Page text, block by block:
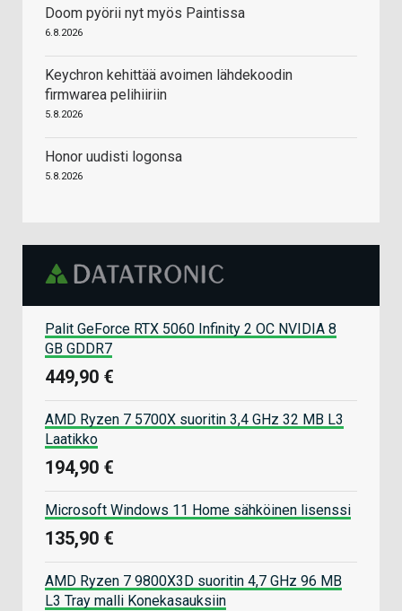
Doom pyörii nyt myös Paintissa
6.8.2026
Keychron kehittää avoimen lähdekoodin
firmwarea pelihiiriin
5.8.2026
Honor uudisti logonsa
5.8.2026
Palit GeForce RTX 5060 Infinity 2 OC NVIDIA 8
GB GDDR7
449,90 €
AMD Ryzen 7 5700X suoritin 3,4 GHz 32 MB L3
Laatikko
194,90 €
Microsoft Windows 11 Home sähköinen lisenssi
135,90 €
AMD Ryzen 7 9800X3D suoritin 4,7 GHz 96 MB
L3 Tray malli Konekasauksiin